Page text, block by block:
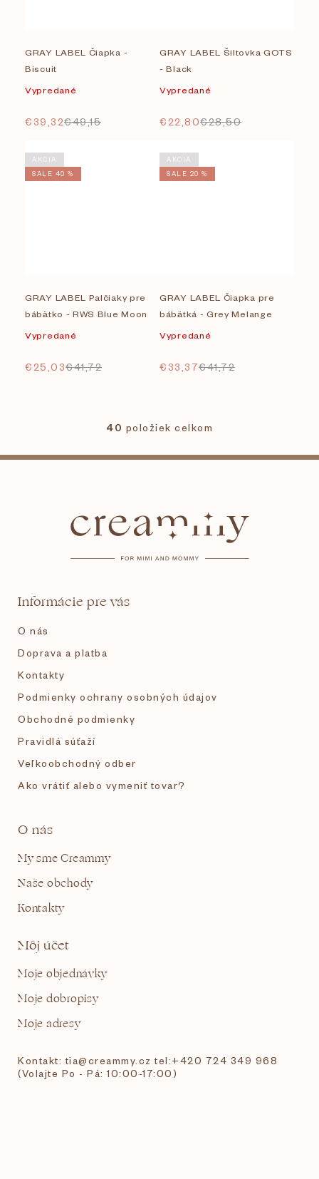
GRAY LABEL Čiapka -
Biscuit
Vypredané
€39,32€49,15
GRAY LABEL Šiltovka GOTS
- Black
Vypredané
€22,80€28,50
AKCIA
SALE 40 %
GRAY LABEL Palčiaky pre
bábätko - RWS Blue Moon
Vypredané
€25,03€41,72
AKCIA
SALE 20 %
GRAY LABEL Čiapka pre
bábätká - Grey Melange
Vypredané
€33,37€41,72
O
l
c
i
p
u
40 položiek celkom
Informácie pre vás
O nás
Doprava a platba
Kontakty
Podmienky ochrany osobných údajov
Obchodné podmienky
Pravidlá súťaží
Veľkoobchodný odber
Ako vrátiť alebo vymeniť tovar?
O nás
My sme Creammy
Naše obchody
Kontakty
Môj účet
Moje objednávky
Moje dobropisy
Moje adresy
Kontakt: tia@creammy.cz tel:+420 724 349 968
(Volajte Po - Pá: 10:00-17:00)